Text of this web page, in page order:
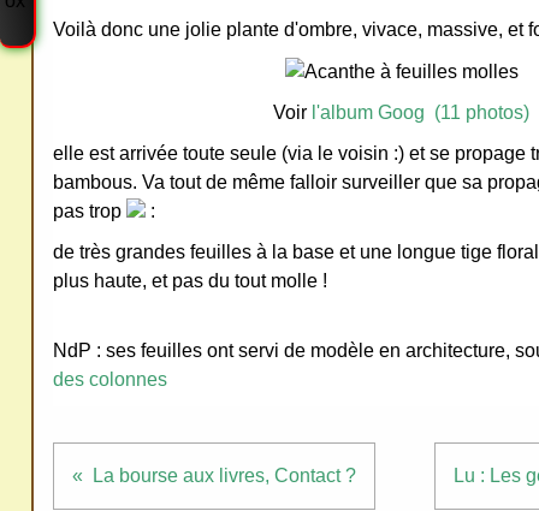
Voilà donc une jolie plante d'ombre, vivace, massive, et
Voir l'album Goog (11 photos)
elle est arrivée toute seule (via le voisin :) et se propage
bambous. Va tout de même falloir surveiller que sa
pas trop
:
de très grandes feuilles à la base et une longue tige
plus haute, et pas du tout molle !
NdP : ses feuilles ont servi de modèle en architecture,
des colonnes
La bourse aux livres, Contact ? Lu : Les